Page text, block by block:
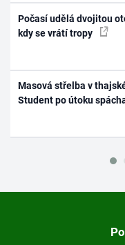
Počasí udělá dvojitou
kdy se vrátí tropy
Masová střelba v
Student po útoku